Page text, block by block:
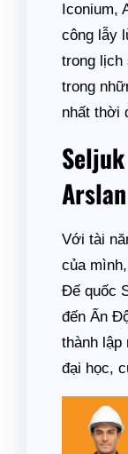
Iconium,
công lẫy
trong lịch
trong
nhất thời
Arslan
Với tài
của
Đế quốc
đến Ấn
thành
đại học,